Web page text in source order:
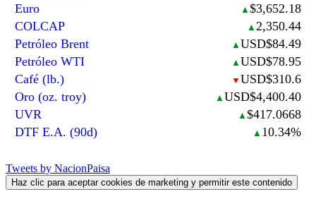
Euro
▲ $3,652.18
COLCAP
▲ 2,350.44
Petróleo Brent
▲ USD$84.49
Petróleo WTI
▲ USD$78.95
Café (lb.)
▼ USD$310.6
Oro (oz. troy)
▲ USD$4,400.40
UVR
▲ $417.0668
DTF E.A. (90d)
▲ 10.34%
Tweets by NacionPaisa
Haz clic para aceptar cookies de marketing y permitir este contenido